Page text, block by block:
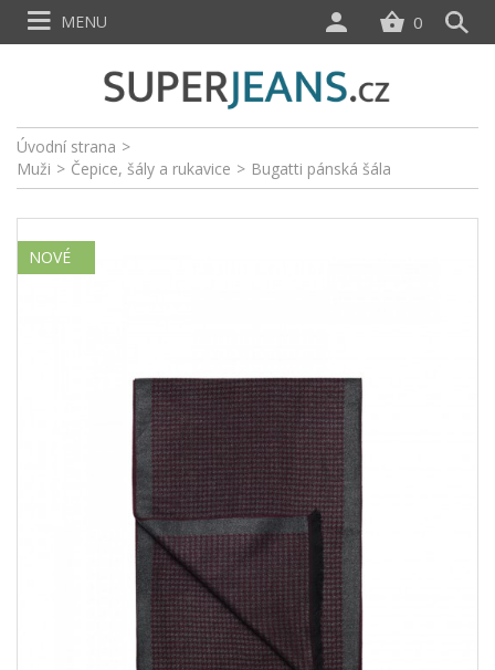
Úvodní strana >
Muži > Čepice, šály a rukavice > Bugatti pánská šála
NOVÉ
0
MENU